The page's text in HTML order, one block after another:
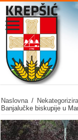
Naslovna /
Banjalučke biskupije u